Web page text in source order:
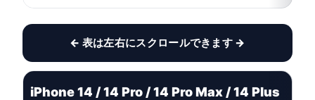
← 表は左右にスクロールできます →
iPhone 14 / 14 Pro / 14 Pro Max / 14 Plus